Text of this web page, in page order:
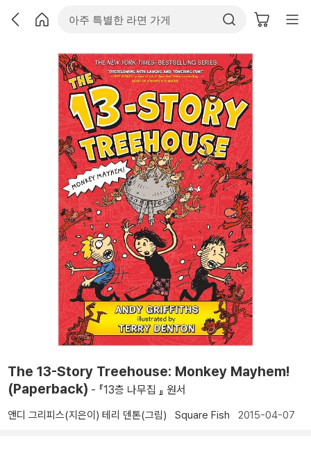
The 13-Story Treehouse: Monkey Mayhem!
(Paperback) - 『13층 나무집 』 원서
앤디 그리피스(지은이) 테리 덴톤(그림) Square Fish 2015-04-07